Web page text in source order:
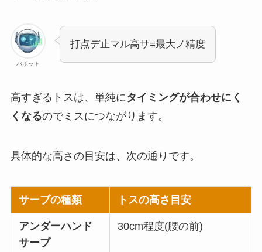
バボット
打点デ止マル高サ=最大ノ精度
高すぎるトスは、単純に タイミングが合わせにく
くなるのでミスにつながります。
具体的な高さの目安は、次の通りです。
サーブの種類 トスの高さ目安
アンダーハンド
サーブ
30cm程度(腰の前)